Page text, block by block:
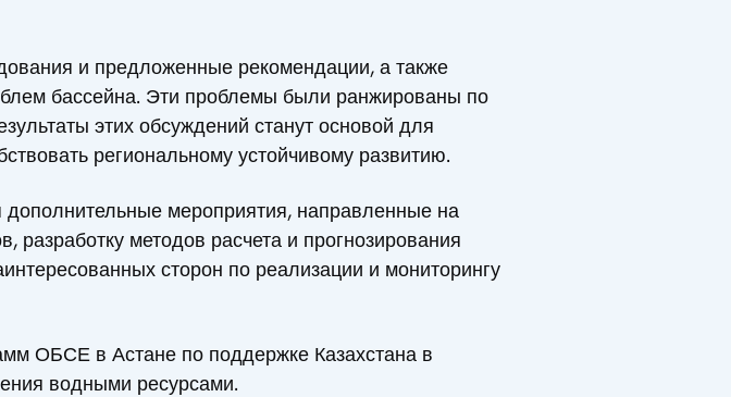
и предложенные рекомендации, а также
бассейна. Эти проблемы были ранжированы по
этих обсуждений станут основой для
региональному устойчивому развитию.
мероприятия, направленные на
разработку методов расчета и прогнозирования
сторон по реализации и мониторингу
ОБСЕ в Астане по поддержке Казахстана в
водными ресурсами.